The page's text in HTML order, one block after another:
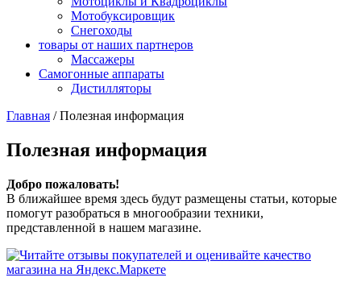
Мотобуксировщик
Снегоходы
товары от наших партнеров
Массажеры
Самогонные аппараты
Дистилляторы
Главная /Полезная информация
Полезная информация
Добро пожаловать!
В ближайшее время здесь будут размещены статьи, которые
помогут разобраться в многообразии техники,
представленной в нашем магазине.